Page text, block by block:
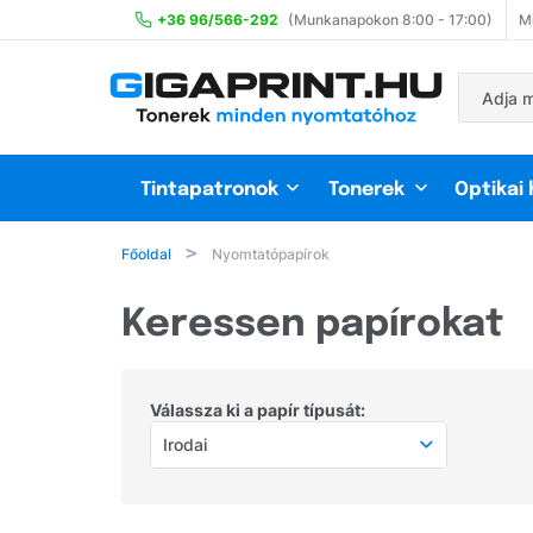
+36 96/566-292 (Munkanapokon 8:00 - 17:00)
Tintapatronok Tonerek Optikai
Főoldal Nyomtatópapírok
Keressen papírokat
Válassza ki a papír típusát:
Irodai